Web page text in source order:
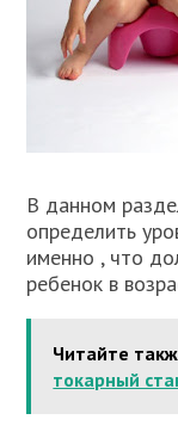
В данном
определить
именно , что
ребенок в
Читайте
токарный